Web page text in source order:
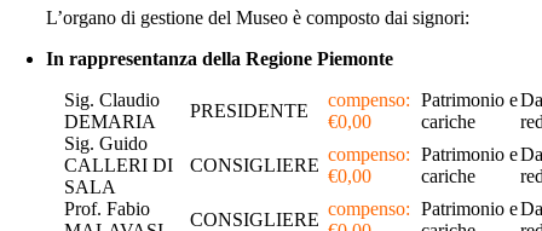
L’organo di gestione del Museo è composto dai signori:
In rappresentanza della Regione Piemonte
Sig. Claudio
DEMARIA
PRESIDENTE
compenso:
€0,00
Patrimonio e
cariche
Sig. Guido
CALLERI DI
SALA
CONSIGLIERE
compenso:
€0,00
Patrimonio e
cariche
Prof. Fabio
CONSIGLIERE
compenso: Patrimonio e